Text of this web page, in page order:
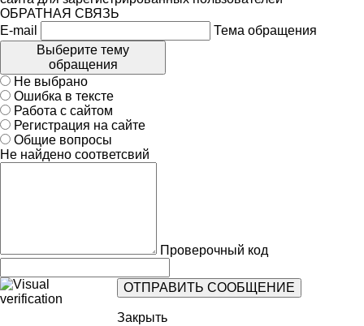
ОБРАТНАЯ СВЯЗЬ
E-mail
Тема обращения
Выберите тему
обращения
Не выбрано
Ошибка в тексте
Работа с сайтом
Регистрация на сайте
Общие вопросы
Не найдено соответсвий
Проверочный код
Закрыть